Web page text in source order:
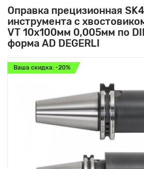
Оправка прецизионная
инструмента с
VT 10x100мм 0,005мм по
форма AD DEGERLI
Ваша скидка: -20%